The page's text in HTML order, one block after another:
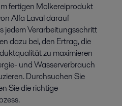
fertigen Molkereiprodukt
Alfa Laval darauf
jedem Verarbeitungsschritt
dazu bei, den Ertrag, die
zu maximieren
und Wasserverbrauch
Durchsuchen Sie
Sie die richtige